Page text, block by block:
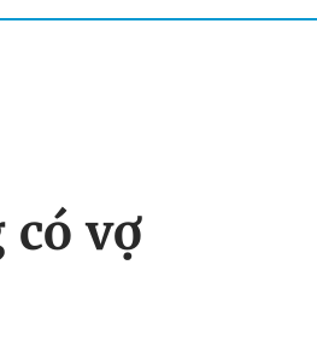
vợ